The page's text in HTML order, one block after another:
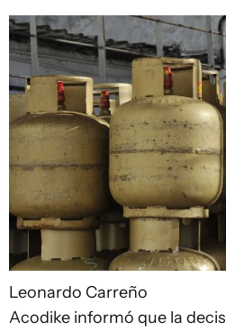
Leonardo Carreño
Acodike informó que la